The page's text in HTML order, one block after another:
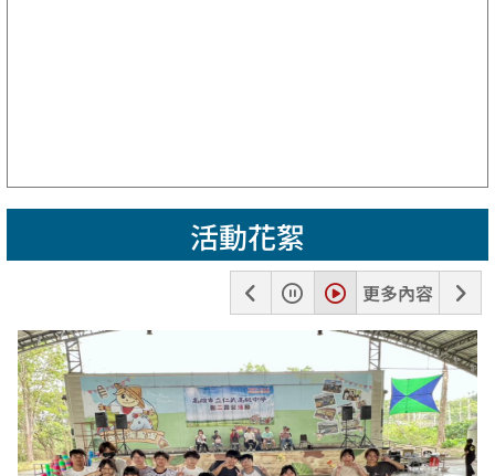
活動花絮
張
暫
停
播
放
更多內容
下
一
張